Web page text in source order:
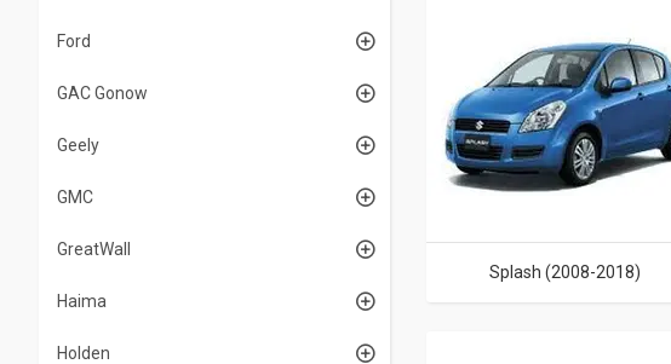
Splash (2008-2018)
Ford
GAC Gonow
Geely
GMC
GreatWall
Haima
Holden